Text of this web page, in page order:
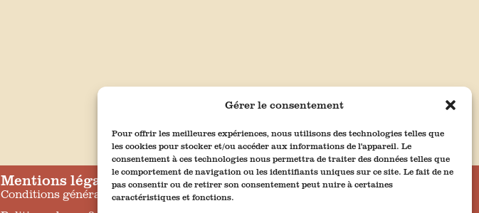
Gérer le consentement
Pour offrir les meilleures expériences, nous utilisons des technologies telles que
les cookies pour stocker et/ou accéder aux informations de l'appareil. Le
consentement à ces technologies nous permettra de traiter des données telles que
le comportement de navigation ou les identifiants uniques sur ce site. Le fait de ne
pas consentir ou de retirer son consentement peut nuire à certaines
caractéristiques et fonctions.
Mentions légales
Conditions générales de vente